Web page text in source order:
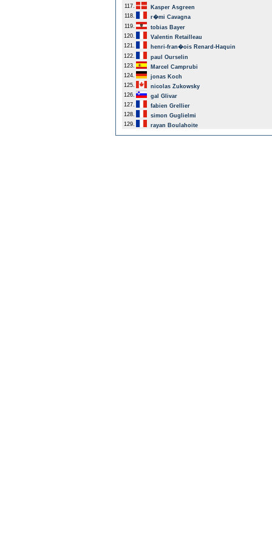
117.
Kasper Asgreen
118.
r�mi Cavagna
119.
tobias Bayer
120.
Valentin Retailleau
121.
henri-fran�ois Renard-Haquin
122.
paul Ourselin
123.
Marcel Camprubi
124.
jonas Koch
125.
nicolas Zukowsky
126.
gal Glivar
127.
fabien Grellier
128.
simon Guglielmi
129.
rayan Boulahoite